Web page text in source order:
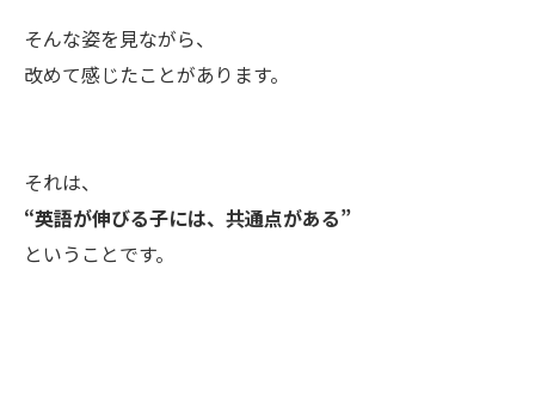
そんな姿を見ながら、
改めて感じたことがあります。
それは、
“英語が伸びる子には、共通点がある”
ということです。